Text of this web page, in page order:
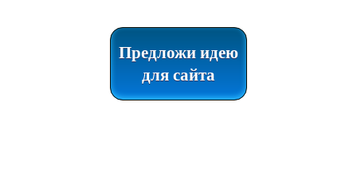
Предложи идею
для сайта